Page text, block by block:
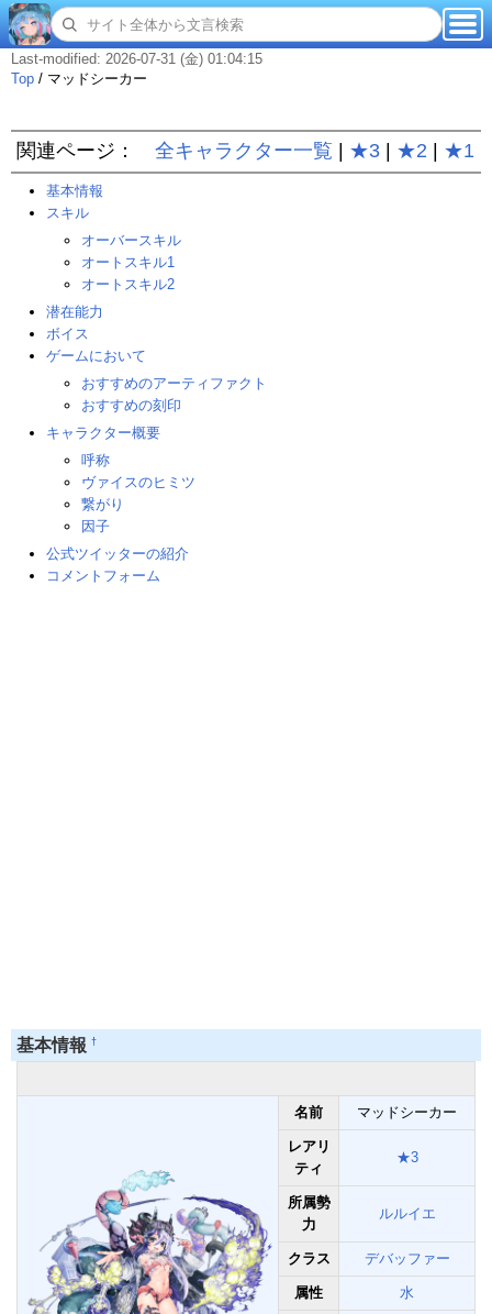
Last-modified: 2026-07-31 (金) 01:04:15
Top / マッドシーカー
関連ページ： 全キャラクター一覧 ★3 ★2 ★1
基本情報
スキル
オーバースキル
オートスキル1
オートスキル2
潜在能力
ボイス
ゲームにおいて
おすすめのアーティファクト
おすすめの刻印
キャラクター概要
呼称
ヴァイスのヒミツ
繋がり
因子
公式ツイッターの紹介
コメントフォーム
基本情報 †
名前 マッドシーカー
レアリ
ティ
★3
所属勢
力
ルルイエ
クラス デバッファー
属性 水